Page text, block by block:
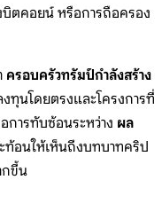
บิตคอยน์ หรือการถือครอง
ครอบครัวทรัมป์กำลังสร้าง
ทุนโดยตรงและโครงการที่
การทับซ้อนระหว่าง ผล
ท้อนให้เห็นถึงบทบาทคริป
กขึ้น